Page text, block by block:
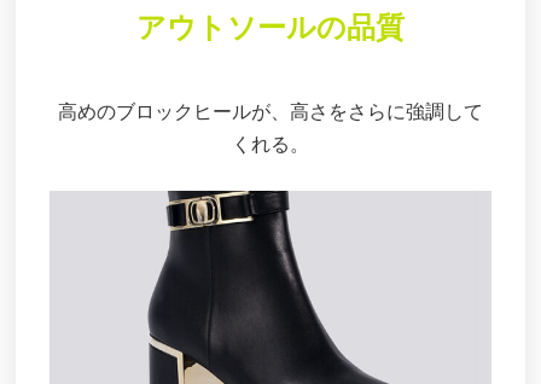
アウトソールの品質
高めのブロックヒールが、高さをさらに強調して
くれる。